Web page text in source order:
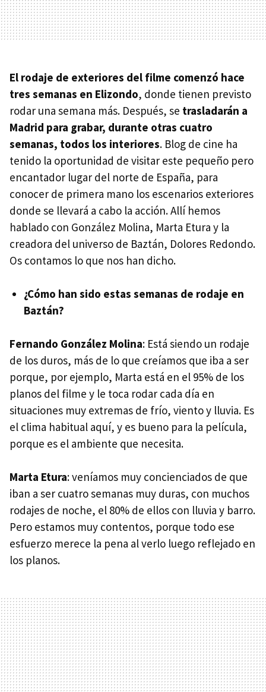
El rodaje de exteriores del filme comenzó hace
tres semanas en Elizondo, donde tienen previsto
rodar una semana más. Después, se trasladarán a
Madrid para grabar, durante otras cuatro
semanas, todos los interiores. Blog de cine ha
tenido la oportunidad de visitar este pequeño pero
encantador lugar del norte de España, para
conocer de primera mano los escenarios exteriores
donde se llevará a cabo la acción. Allí hemos
hablado con González Molina, Marta Etura y la
creadora del universo de Baztán, Dolores Redondo.
Os contamos lo que nos han dicho.
¿Cómo han sido estas semanas de rodaje en
Baztán?
Fernando González Molina: Está siendo un rodaje
de los duros, más de lo que creíamos que iba a ser
porque, por ejemplo, Marta está en el 95% de los
planos del filme y le toca rodar cada día en
situaciones muy extremas de frío, viento y lluvia. Es
el clima habitual aquí, y es bueno para la película,
porque es el ambiente que necesita.
Marta Etura: veníamos muy concienciados de que
iban a ser cuatro semanas muy duras, con muchos
rodajes de noche, el 80% de ellos con lluvia y barro.
Pero estamos muy contentos, porque todo ese
esfuerzo merece la pena al verlo luego reflejado en
los planos.